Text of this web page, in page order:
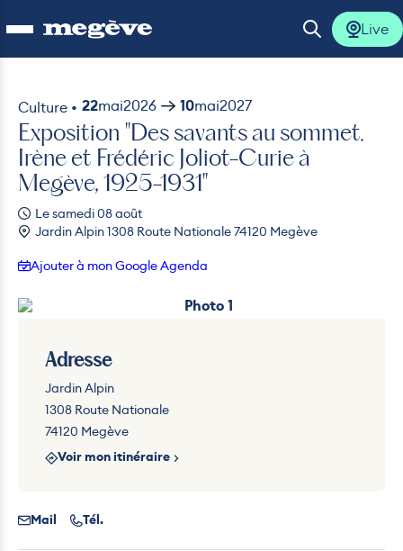
Ouvrir le menu Ouvrir la
Live
Culture • 22mai2026 10mai2027
Exposition "Des savants au sommet.
Irène et Frédéric Joliot-Curie à
Megève, 1925-1931"
Le samedi 08 août
Jardin Alpin 1308 Route Nationale 74120 Megève
Ajouter à mon Google Agenda
Adresse
Jardin Alpin
1308 Route Nationale
74120 Megève
Voir mon itinéraire
Mail Tél.